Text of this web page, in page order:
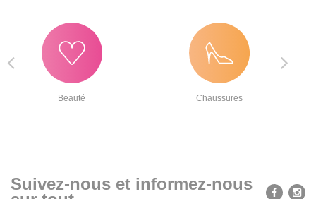
Beauté Chaussures
Suivez-nous et informez-nous